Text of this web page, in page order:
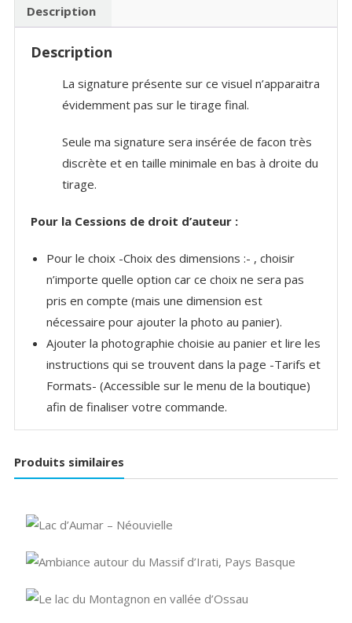
Pays
Basque
Description
Description
La signature présente sur ce visuel n’apparaitra
évidemment pas sur le tirage final.
Seule ma signature sera insérée de facon très
discrète et en taille minimale en bas à droite du
tirage.
Pour la Cessions de droit d’auteur :
Pour le choix -Choix des dimensions :- , choisir
n’importe quelle option car ce choix ne sera pas
pris en compte (mais une dimension est
nécessaire pour ajouter la photo au panier).
Ajouter la photographie choisie au panier et lire les
instructions qui se trouvent dans la page -Tarifs et
Formats- (Accessible sur le menu de la boutique)
afin de finaliser votre commande.
Produits similaires